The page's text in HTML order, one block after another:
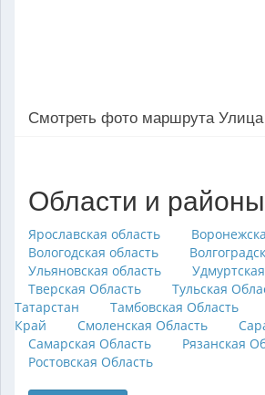
Смотреть фото маршрута Улица
Области и районы
Ярославская область
Вологодская область
Ульяновская область
Тверская Область
Тульская
Татарстан
Тамбовская Область
Край
Смоленская Область
Самарская Область
Рязанская
Ростовская Область